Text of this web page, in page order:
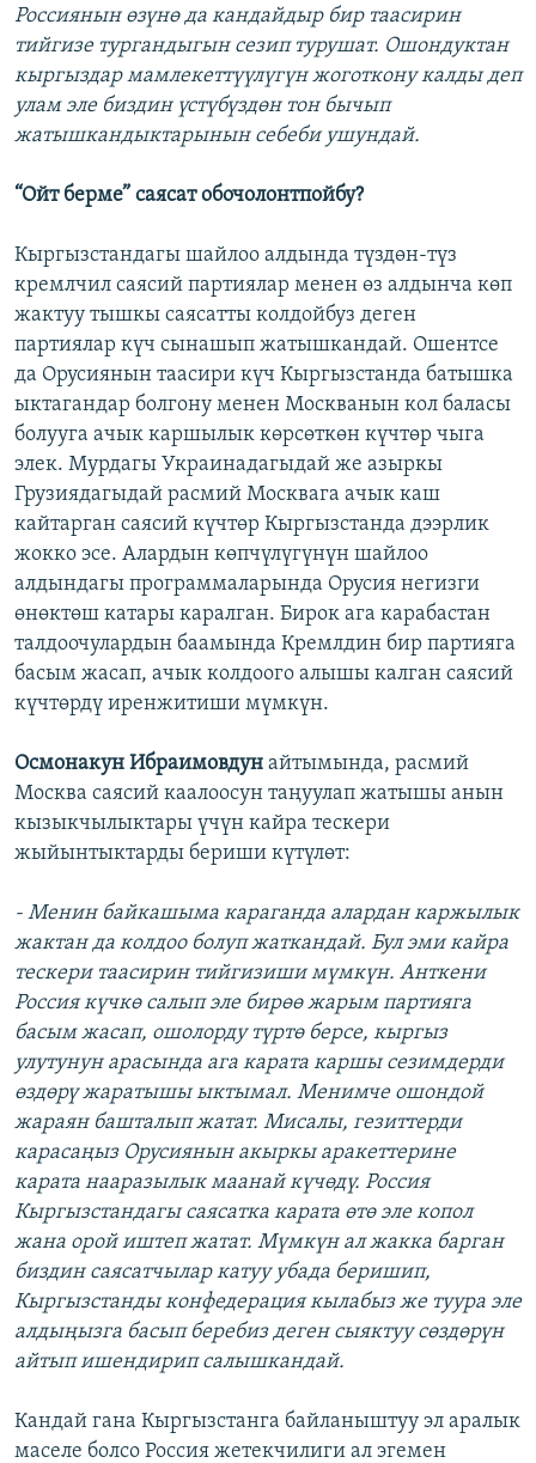
Россиянын өзүнө да кандайдыр бир таасирин
тийгизе тургандыгын сезип турушат. Ошондуктан
кыргыздар мамлекеттүүлүгүн жоготкону калды деп
улам эле биздин үстүбүздөн тон бычып
жатышкандыктарынын себеби ушундай.
“Ойт берме” саясат обочолонтпойбу?
Кыргызстандагы шайлоо алдында түздөн-түз
кремлчил саясий партиялар менен өз алдынча көп
жактуу тышкы саясатты колдойбуз деген
партиялар күч сынашып жатышкандай. Ошентсе
да Орусиянын таасири күч Кыргызстанда батышка
ыктагандар болгону менен Москванын кол баласы
болууга ачык каршылык көрсөткөн күчтөр чыга
элек. Мурдагы Украинадагыдай же азыркы
Грузиядагыдай расмий Москвага ачык каш
кайтарган саясий күчтөр Кыргызстанда дээрлик
жокко эсе. Алардын көпчүлүгүнүн шайлоо
алдындагы программаларында Орусия негизги
өнөктөш катары каралган. Бирок ага карабастан
талдоочулардын баамында Кремлдин бир партияга
басым жасап, ачык колдоого алышы калган саясий
күчтөрдү иренжитиши мүмкүн.
Осмонакун Ибраимовдун айтымында, расмий
Москва саясий каалоосун таңуулап жатышы анын
кызыкчылыктары үчүн кайра тескери
жыйынтыктарды бериши күтүлөт:
- Менин байкашыма караганда алардан каржылык
жактан да колдоо болуп жаткандай. Бул эми кайра
тескери таасирин тийгизиши мүмкүн. Анткени
Россия күчкө салып эле бирөө жарым партияга
басым жасап, ошолорду түртө берсе, кыргыз
улутунун арасында ага карата каршы сезимдерди
өздөрү жаратышы ыктымал. Менимче ошондой
жараян башталып жатат. Мисалы, гезиттерди
карасаңыз Орусиянын акыркы аракеттерине
карата нааразылык маанай күчөдү. Россия
Кыргызстандагы саясатка карата өтө эле копол
жана орой иштеп жатат. Мүмкүн ал жакка барган
биздин саясатчылар катуу убада беришип,
Кыргызстанды конфедерация кылабыз же туура эле
алдыңызга басып беребиз деген сыяктуу сөздөрүн
айтып ишендирип салышкандай.
Кандай гана Кыргызстанга байланыштуу эл аралык
маселе болсо Россия жетекчилиги ал эгемен